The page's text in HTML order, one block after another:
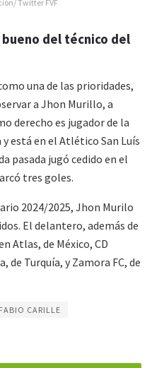
Twitter FVF
del técnico del
una de las prioridades,
a Jhon Murillo, a
derecho es jugador de la
está en el Atlético San Luís
pasada jugó cedido en el
tres goles.
2024/2025, Jhon Murilo
El delantero, además de
Atlas, de México, CD
de Turquía, y Zamora FC, de
FABIO CARILLE